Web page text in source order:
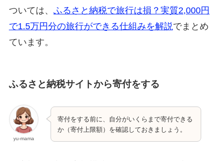
ついては、 ふるさと納税で旅行は損？実質2,000円
で1.5万円分の旅行ができる仕組みを解説でまとめ
ています。
ふるさと納税サイトから寄付をする
yu-mama
寄付をする前に、自分がいくらまで寄付できる
か（寄付上限額）を確認しておきましょう。